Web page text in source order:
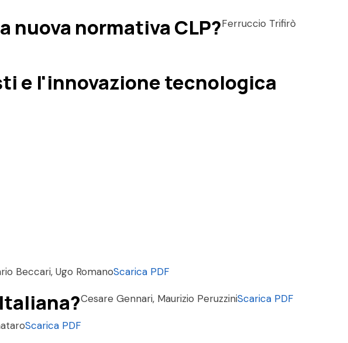
nuova normativa CLP?Ferruccio Trifirò
e l'innovazione tecnologica
Beccari, Ugo RomanoScarica PDF
Cesare Gennari, Maurizio PeruzziniScarica PDF
Scarica PDF